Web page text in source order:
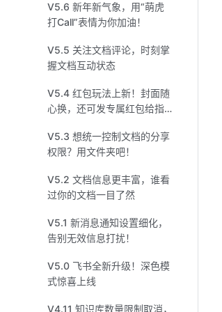
V5.6 新年新气象，用“萌虎
打Call”表情为你加油！
V5.5 关注文档评论，时刻掌
握文档互动状态
V5.4 红包玩法上新！封面随
心换，还可发专属红包给指
V5.3 想统一控制文档的分享
权限？用文件夹吧！
V5.2 文档信息更丰富，谁看
过你的文档一目了然
V5.1 新消息通知设置细化，
告别无效信息打扰！
V5.0 飞书全新升级！深色模
式惊喜上线
V4.11 知识库数量限制取消，